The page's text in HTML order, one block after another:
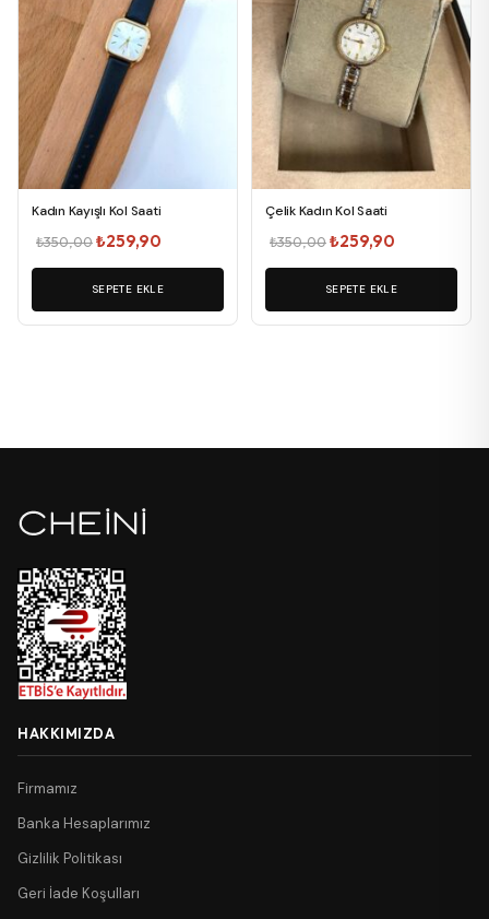
Kadın Kayışlı Kol Saati
₺350,00Orijinal
fiyat:
₺350,00.
₺259,90
andaki
fiyat:
SEPETE EKLE
Çelik Kadın Kol Saati
₺350,00Orijinal
fiyat:
₺350,00.
₺259,90
andaki
fiyat:
SEPETE EKLE
HAKKIMIZDA
Firmamız
Banka Hesaplarımız
Gizlilik Politikası
Geri İade Koşulları